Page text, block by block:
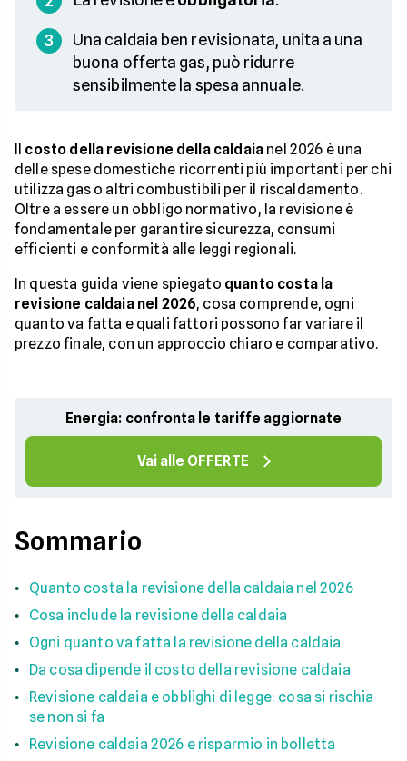
3
Una caldaia ben revisionata, unita a una
buona offerta gas, può ridurre
sensibilmente la spesa annuale.
Il costo della revisione della caldaia nel 2026 è una
delle spese domestiche ricorrenti più importanti per chi
utilizza gas o altri combustibili per il riscaldamento.
Oltre a essere un obbligo normativo, la revisione è
fondamentale per garantire sicurezza, consumi
efficienti e conformità alle leggi regionali.
In questa guida viene spiegato quanto costa la
revisione caldaia nel 2026, cosa comprende, ogni
quanto va fatta e quali fattori possono far variare il
prezzo finale, con un approccio chiaro e comparativo.
Energia: confronta le tariffe aggiornate
Vai alle OFFERTE
Sommario
Quanto costa la revisione della caldaia nel 2026
Cosa include la revisione della caldaia
Ogni quanto va fatta la revisione della caldaia
Da cosa dipende il costo della revisione caldaia
Revisione caldaia e obblighi di legge: cosa si rischia
se non si fa
Revisione caldaia 2026 e risparmio in bolletta